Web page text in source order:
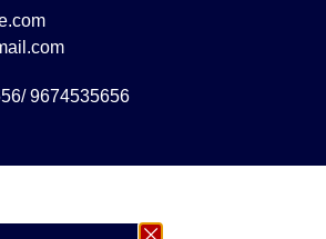
9674535656